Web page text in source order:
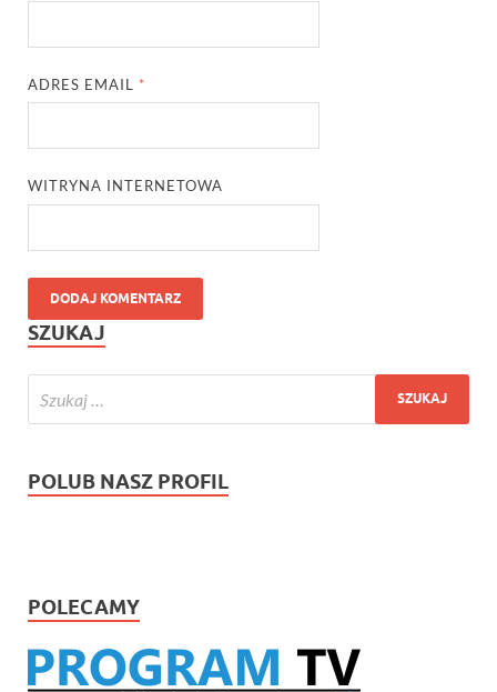
ADRES EMAIL *
WITRYNA INTERNETOWA
SZUKAJ
POLUB NASZ PROFIL
POLECAMY